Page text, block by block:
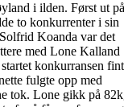
i ilden. Først ut på
to konkurrenter i sin
Koanda var det
med Lone Kalland
konkurransen fint
fulgte opp med
tok. Lone gikk på